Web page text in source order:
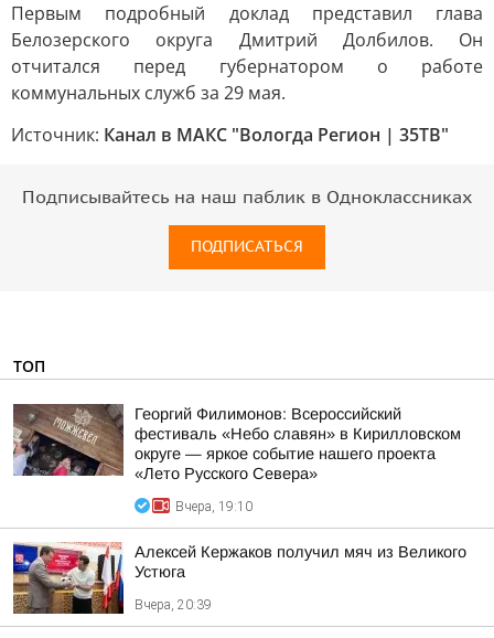
Первым подробный доклад представил глава
Белозерского округа Дмитрий Долбилов. Он
отчитался перед губернатором о работе
коммунальных служб за 29 мая.
Источник: Канал в МАКС "Вологда Регион | 35ТВ"
Подписывайтесь на наш паблик в Одноклассниках
ПОДПИСАТЬСЯ
ТОП
Георгий Филимонов: Всероссийский
фестиваль «Небо славян» в Кирилловском
округе — яркое событие нашего проекта
«Лето Русского Севера»
Вчера, 19:10
Алексей Кержаков получил мяч из Великого
Устюга
Вчера, 20:39